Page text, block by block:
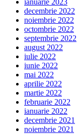
decembrie 2022
noiembrie 2022
octombrie 2022
septembrie 2022
august 2022
iulie 2022
iunie 2022
mai 2022
aprilie 2022
martie 2022
februarie 2022
ianuarie 2022
decembrie 2021
noiembrie 2021